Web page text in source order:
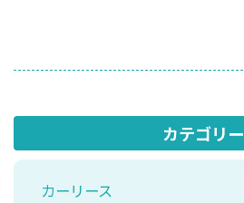
カテゴリー
カーリース